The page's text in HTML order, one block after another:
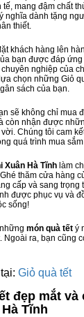
mang đậm chất
nghĩa dành tặng
thiết.
khách hàng lên
bạn được đáp ứng
nghiệp của
chọn những Giỏ
sách của bạn.
sẽ không chỉ mua
còn nhận được
Chúng tôi cam
quá trình mua
Xuân Hà Tĩnh làm
thăm cửa hàng
cấp và sang
được phục vụ và
sống!
món quà tết ý
Ngoài ra, bạn cũng
Giỏ quà tết
đẹp mắt
Tĩnh